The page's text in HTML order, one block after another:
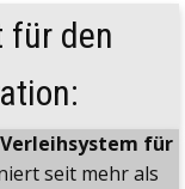
für den
für
seit mehr als